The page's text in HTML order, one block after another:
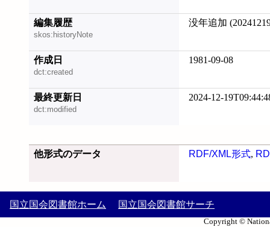
編集履歴
skos:historyNote
没年追加
作成日
dct:created
1981-09-08
最終更新日
dct:modified
2024-12-
他形式のデータ RDF/XML形式,
国立国会図書館ホーム 国立国会図書館サーチ
Copyright ©